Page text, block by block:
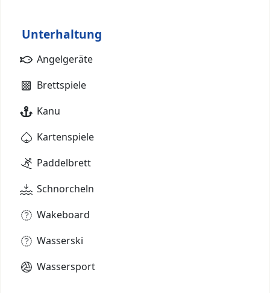
Unterhaltung
Angelgeräte
Brettspiele
Kanu
Kartenspiele
Paddelbrett
Schnorcheln
Wakeboard
Wasserski
Wassersport